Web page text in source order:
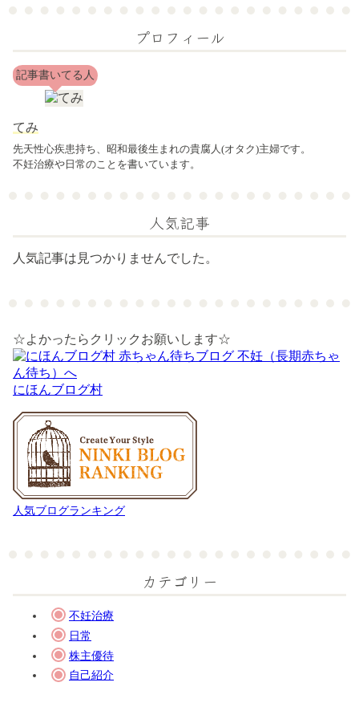
プロフィール
記事書いてる人
てみ
先天性心疾患持ち、昭和最後生まれの貴腐人(オタク)主婦です。
不妊治療や日常のことを書いています。
人気記事
人気記事は見つかりませんでした。
☆よかったらクリックお願いします☆
にほんブログ村
人気ブログランキング
カテゴリー
不妊治療
日常
株主優待
自己紹介